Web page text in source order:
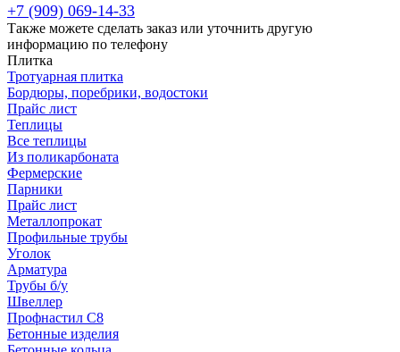
+7 (909) 069-14-33
Также можете сделать заказ или уточнить другую
информацию по телефону
Плитка
Тротуарная плитка
Бордюры, поребрики, водостоки
Прайс лист
Теплицы
Все теплицы
Из поликарбоната
Фермерские
Парники
Прайс лист
Металлопрокат
Профильные трубы
Уголок
Арматура
Трубы б/у
Швеллер
Профнастил С8
Бетонные изделия